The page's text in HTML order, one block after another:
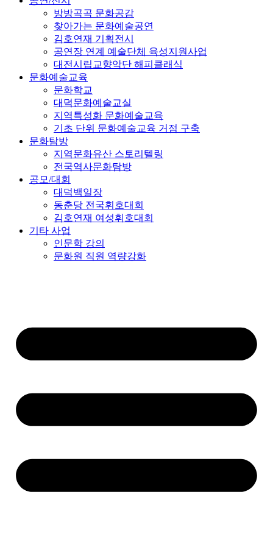
방방곡곡 문화공감
찾아가는 문화예술공연
김호연재 기획전시
공연장 연계 예술단체 육성지원사업
대전시립교향악단 해피클래식
문화예술교육
문화학교
대덕문화예술교실
지역특성화 문화예술교육
기초 단위 문화예술교육 거점 구축
문화탐방
지역문화유산 스토리텔링
전국역사문화탐방
공모/대회
대덕백일장
동춘당 전국휘호대회
김호연재 여성휘호대회
기타 사업
인문학 강의
문화원 직원 역량강화